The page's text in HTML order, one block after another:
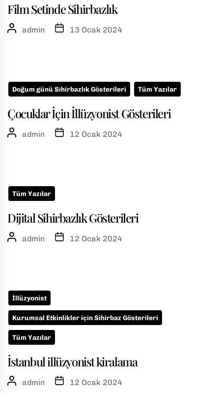
Film Setinde Sihirbazlık
admin 13 Ocak 2024
Doğum günü Sihirbazlık Gösterileri Tüm Yazılar
Çocuklar İçin İllüzyonist Gösterileri
admin 12 Ocak 2024
Tüm Yazılar
Dijital Sihirbazlık Gösterileri
admin 12 Ocak 2024
İllüzyonist
Kurumsal Etkinlikler için Sihirbaz Gösterileri
Tüm Yazılar
İstanbul illüzyonist kiralama
admin 12 Ocak 2024